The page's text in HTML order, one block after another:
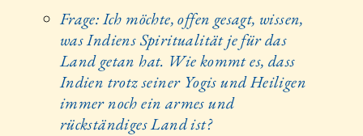
Frage: Ich möchte, offen gesagt, wissen,
was Indiens Spiritualität je für das
Land getan hat. Wie kommt es, dass
Indien trotz seiner Yogis und Heiligen
immer noch ein armes und
rückständiges Land ist?